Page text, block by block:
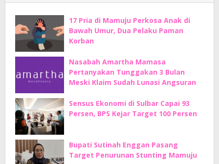
17 Pria di Mamuju Perkosa Anak di
Bawah Umur, Dua Pelaku Paman
Korban
Nasabah Amartha Mamasa
Pertanyakan Tunggakan 3 Bulan
Meski Klaim Sudah Lunasi Angsuran
Sensus Ekonomi di Sulbar Capai 93
Persen, BPS Kejar Target 100 Persen
Bupati Sutinah Enggan Pasang
Target Penurunan Stunting Mamuju